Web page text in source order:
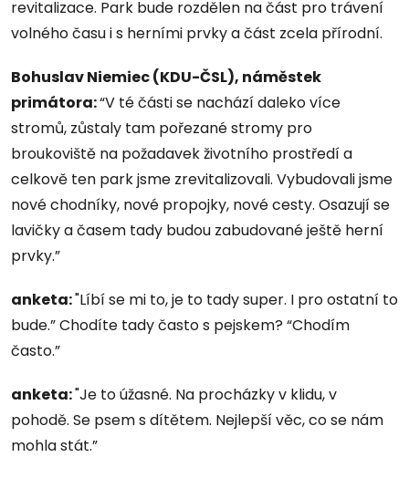
revitalizace. Park bude rozdělen na část pro trávení
volného času i s herními prvky a část zcela přírodní.
Bohuslav Niemiec (KDU-ČSL), náměstek
primátora:“V té části se nachází daleko více
stromů, zůstaly tam pořezané stromy pro
broukoviště na požadavek životního prostředí a
celkově ten park jsme zrevitalizovali. Vybudovali jsme
nové chodníky, nové propojky, nové cesty. Osazují se
lavičky a časem tady budou zabudované ještě herní
prvky.”
anketa:"Líbí se mi to, je to tady super. I pro ostatní to
bude.” Chodíte tady často s pejskem? “Chodím
často.”
anketa:"Je to úžasné. Na procházky v klidu, v
pohodě. Se psem s dítětem. Nejlepší věc, co se nám
mohla stát.”